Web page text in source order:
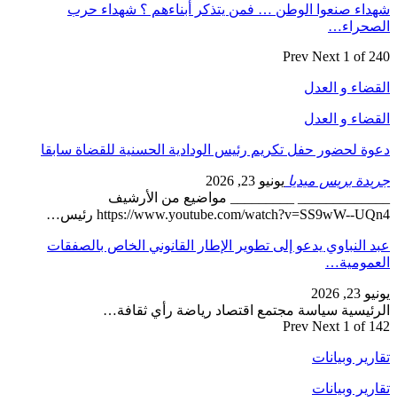
شهداء صنعوا الوطن … فمن يتذكر أبناءهم ؟ شهداء حرب
الصحراء…
Prev Next 1 of 240
القضاء و العدل
القضاء و العدل
دعوة لحضور حفل تكريم رئيس الودادية الحسنية للقضاة سابقا
جريدة بريس ميديا يونيو 23, 2026
_____________ _________ مواضيع من الأرشيف
https://www.youtube.com/watch?v=SS9wW--UQn4 رئيس…
عبد النباوي يدعو إلى تطوير الإطار القانوني الخاص بالصفقات
العمومية…
يونيو 23, 2026
الرئيسية سياسة مجتمع اقتصاد رياضة رأي ثقافة…
Prev Next 1 of 142
تقارير وبيانات
تقارير وبيانات